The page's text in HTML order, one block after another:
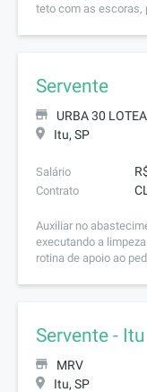
teto com as escoras,
Servente
URBA 30
Itu, SP
Salário
Contrato
Auxiliar no
executando a
rotina de apoio ao
Servente - Itu
MRV
Itu, SP